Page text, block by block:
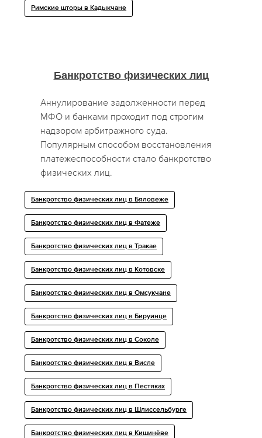
Римские шторы в Кадыкчане
Банкротство физических лиц
Аннулирование задолженности перед
МФО и банками проходит под строгим
надзором арбитражного суда.
Популярным способом восстановления
платежеспособности стало банкротство
физических лиц.
Банкротство физических лиц в Бяловеже
Банкротство физических лиц в Фатеже
Банкротство физических лиц в Тракае
Банкротство физических лиц в Котовске
Банкротство физических лиц в Омсукчане
Банкротство физических лиц в Бируинце
Банкротство физических лиц в Соколе
Банкротство физических лиц в Висле
Банкротство физических лиц в Пестяках
Банкротство физических лиц в Шлиссельбурге
Банкротство физических лиц в Кишинёве